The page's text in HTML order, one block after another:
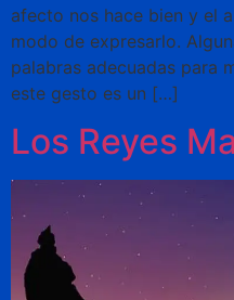
afecto nos hace bien y el
modo de expresarlo.
palabras adecuadas para
este gesto es un […]
Los Reyes